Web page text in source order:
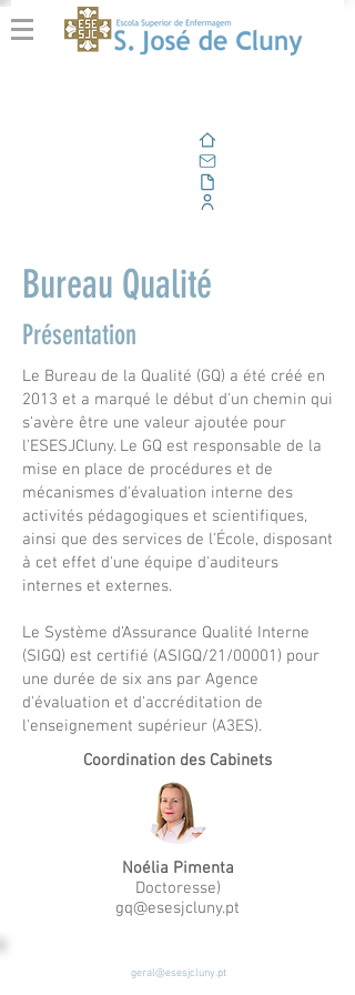
Bureau Qualité
Présentation
Le Bureau de la Qualité (GQ) a été créé en
2013 et a marqué le début d'un chemin qui
s'avère être une valeur ajoutée pour
l'ESESJCluny. Le GQ est responsable de la
mise en place de procédures et de
mécanismes d'évaluation interne des
activités pédagogiques et scientifiques,
ainsi que des services de l'École, disposant
à cet effet d'une équipe d'auditeurs
internes et externes.
Le Système d'Assurance Qualité Interne
(SIGQ) est certifié (ASIGQ/21/00001) pour
une durée de six ans par Agence
d'évaluation et d'accréditation de
l'enseignement supérieur (A3ES).
Coordination des Cabinets
Noélia Pimenta
Doctoresse)
gq@esesjcluny.pt
geral@esesjcluny.pt